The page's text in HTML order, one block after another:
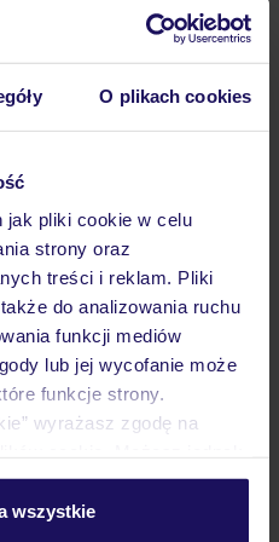
O plikach cookies
jak pliki cookie w celu
strony oraz
treści i reklam. Pliki
do analizowania ruchu
funkcji mediów
lub jej wycofanie może
funkcje strony.
wyrażasz zgodę na
w zakładkę
wszystkie